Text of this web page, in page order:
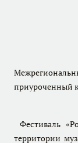
приуроченный
Фестиваль
территории